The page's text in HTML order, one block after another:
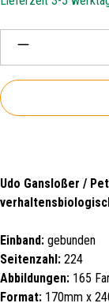
Produkt Anzahl:
Udo Gansloßer /
Einband: gebunden
Seitenzahl: 224
Abbildungen: 165
Format: 170mm x